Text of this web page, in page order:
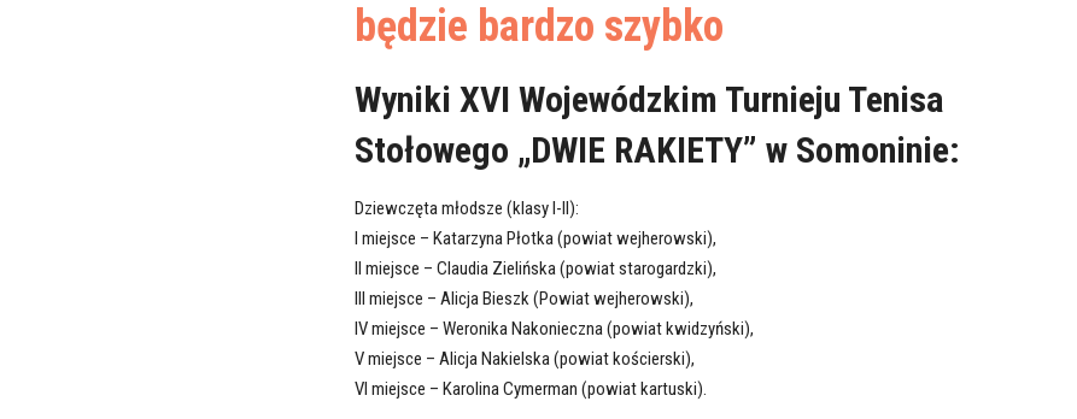
będzie bardzo szybko
Wyniki XVI Wojewódzkim Turnieju Tenisa
Stołowego „DWIE RAKIETY” w Somoninie:
Dziewczęta młodsze (klasy I-II):
I miejsce – Katarzyna Płotka (powiat wejherowski),
II miejsce – Claudia Zielińska (powiat starogardzki),
III miejsce – Alicja Bieszk (Powiat wejherowski),
IV miejsce – Weronika Nakonieczna (powiat kwidzyński),
V miejsce – Alicja Nakielska (powiat kościerski),
VI miejsce – Karolina Cymerman (powiat kartuski).